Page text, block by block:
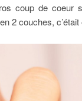
coup de coeur
2 couches, c’était